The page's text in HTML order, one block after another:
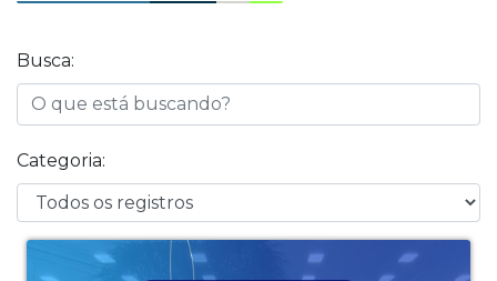
Busca:
Categoria: